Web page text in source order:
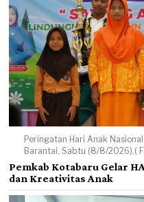
Peringatan Hari Anak
Barantai, Sabtu (8/8/2026).(
Pemkab Kotabaru Gelar
dan Kreativitas Anak